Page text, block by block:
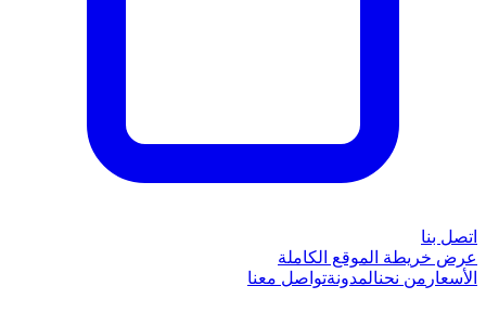
اتصل بنا
عرض خريطة الموقع الكاملة
الأسعار من نحنالمدونةتواصل معنا